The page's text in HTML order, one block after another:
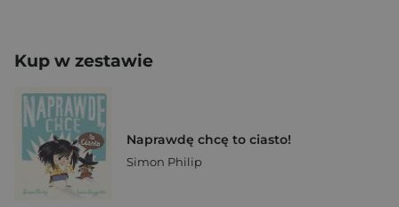
Kup w zestawie
Naprawdę chcę to ciasto!
Simon Philip